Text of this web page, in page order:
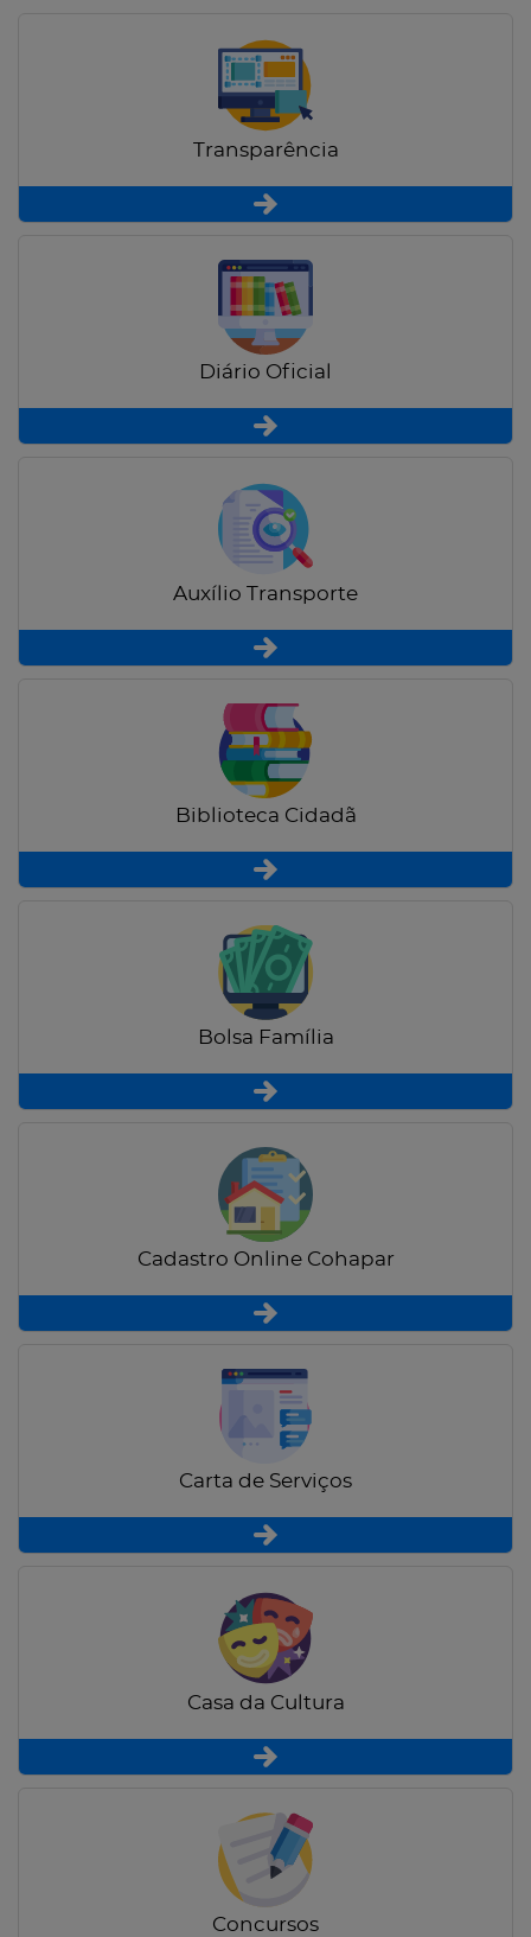
Transparência
Diário Oficial
Auxílio Transporte
Biblioteca Cidadã
Bolsa Família
Cadastro Online Cohapar
Carta de Serviços
Casa da Cultura
Concursos